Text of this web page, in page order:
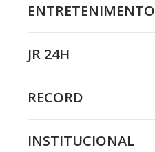
ENTRETENIMENTO
JR 24H
RECORD
INSTITUCIONAL